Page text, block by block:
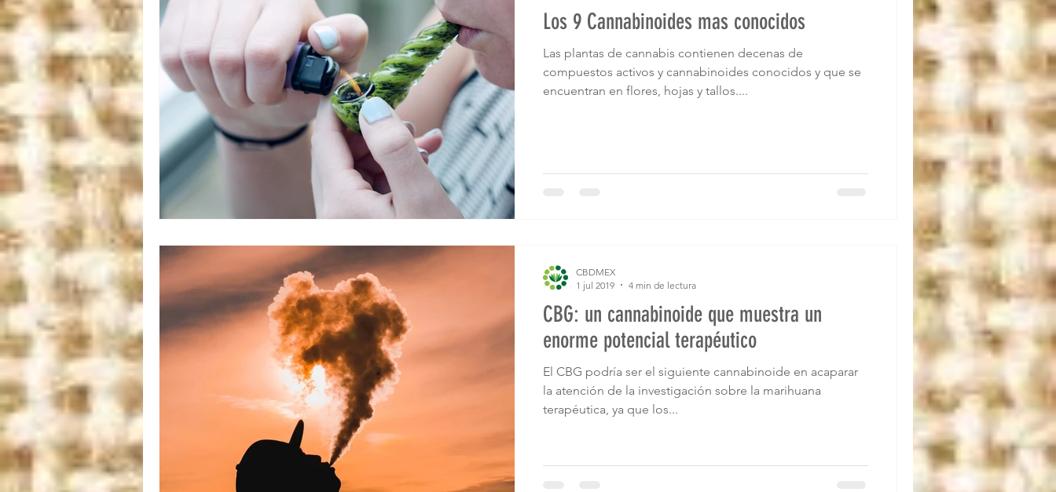
Los 9 Cannabinoides mas conocidos
Las plantas de cannabis contienen decenas de
compuestos activos y cannabinoides conocidos y que se
encuentran en flores, hojas y tallos....
CBG: un cannabinoide que muestra un
enorme potencial terapéutico
El CBG podría ser el siguiente cannabinoide en acaparar
la atención de la investigación sobre la marihuana
terapéutica, ya que los...
CBDMEX
1 jul 2019
4 min de lectura